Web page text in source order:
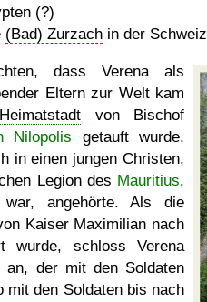
(?)
(Bad) Zurzach in der Schweiz
dass Verena als
Eltern zur Welt kam
Heimatstadt von Bischof
Nilopolis getauft wurde.
in einen jungen Christen,
Legion des Mauritius,
angehörte. Als die
Kaiser Maximilian nach
wurde, schloss Verena
an, der mit den Soldaten
mit den Soldaten bis nach